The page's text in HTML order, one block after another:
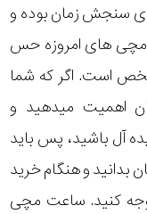
سنجش زمان بوده و
مچی های امروزه حس
است. اگر که شما
اهمیت میدهید و
آل باشید، پس باید
بدانید و هنگام خرید
کنید. ساعت مچی